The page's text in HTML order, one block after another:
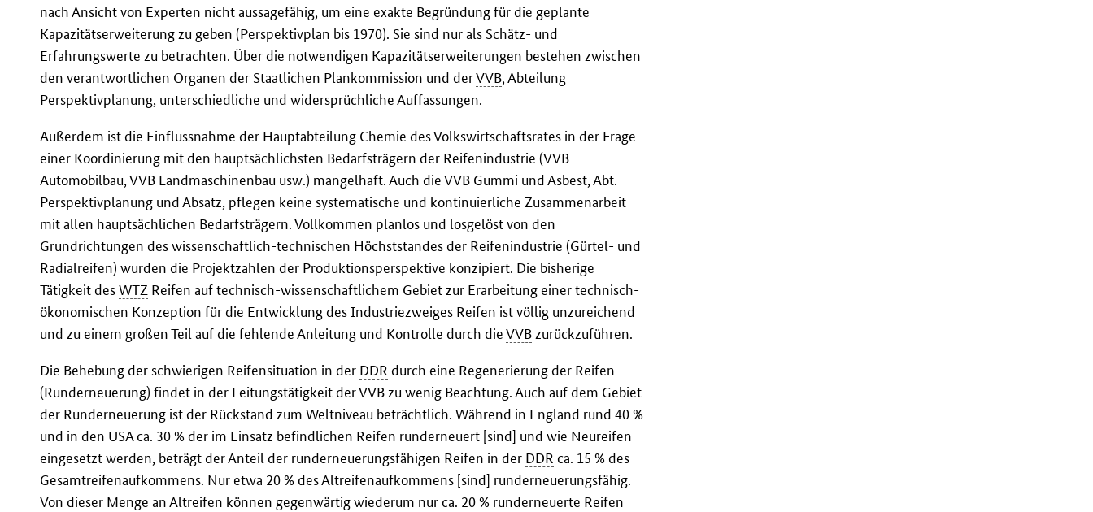
nach Ansicht von Experten nicht aussagefähig, um eine exakte Begründung für die geplante
Kapazitätserweiterung zu geben (Perspektivplan bis 1970). Sie sind nur als Schätz- und
Erfahrungswerte zu betrachten. Über die notwendigen Kapazitätserweiterungen bestehen zwischen
den verantwortlichen Organen der Staatlichen Plankommission und derVVB, Abteilung
Perspektivplanung, unterschiedliche und widersprüchliche Auffassungen.
Außerdem ist die Einflussnahme der Hauptabteilung Chemie des Volkswirtschaftsrates in der Frage
einer Koordinierung mit den hauptsächlichsten Bedarfsträgern der Reifenindustrie (VVB
Automobilbau,VVB Landmaschinenbau usw.) mangelhaft. Auch dieVVB Gummi und Asbest,Abt.
Perspektivplanung und Absatz, pflegen keine systematische und kontinuierliche Zusammenarbeit
mit allen hauptsächlichen Bedarfsträgern. Vollkommen planlos und losgelöst von den
Grundrichtungen des wissenschaftlich-technischen Höchststandes der Reifenindustrie (Gürtel- und
Radialreifen) wurden die Projektzahlen der Produktionsperspektive konzipiert. Die bisherige
Tätigkeit desWTZ Reifen auf technisch-wissenschaftlichem Gebiet zur Erarbeitung einer technisch-
ökonomischen Konzeption für die Entwicklung des Industriezweiges Reifen ist völlig unzureichend
und zu einem großen Teil auf die fehlende Anleitung und Kontrolle durch dieVVBzurückzuführen.
Die Behebung der schwierigen Reifensituation in der DDR durch eine Regenerierung der Reifen
(Runderneuerung) findet in der Leitungstätigkeit derVVBzu wenig Beachtung. Auch auf dem Gebiet
der Runderneuerung ist der Rückstand zum Weltniveau beträchtlich. Während in England rund 40 %
und in den USAca. 30 % der im Einsatz befindlichen Reifen runderneuert [sind] und wie Neureifen
eingesetzt werden, beträgt der Anteil der runderneuerungsfähigen Reifen in der DDR ca. 15 % des
Gesamtreifenaufkommens. Nur etwa 20 % des Altreifenaufkommens [sind] runderneuerungsfähig.
Von dieser Menge an Altreifen können gegenwärtig wiederum nur ca. 20 % runderneuerte Reifen